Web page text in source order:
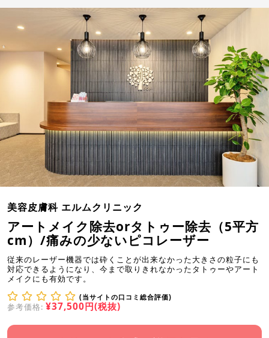
美容皮膚科 エルムクリニック
アートメイク除去orタトゥー除去（5平方
cm）/痛みの少ないピコレーザー
従来のレーザー機器では砕くことが出来なかった大きさの粒子にも
対応できるようになり、今まで取りきれなかったタトゥーやアート
メイクにも有効です。
(当サイトの口コミ総合評価)
参考価格: ¥37,500円(税抜)